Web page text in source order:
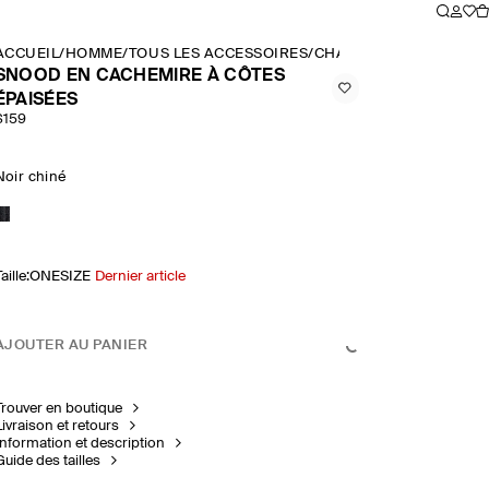
/ HOMME/TOUS LES ACCESSOIRES/CHAPEAUX,
EN CACHEMIRE À CÔTES
chiné
:ONESIZE Dernier article
AU PANIER
en boutique
et retours
et description
des tailles